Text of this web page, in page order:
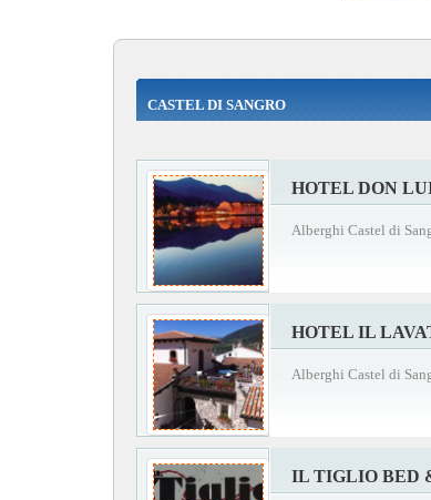
CASTEL DI SANGRO
HOTEL DON
Alberghi Castel di
HOTEL IL
Alberghi Castel di
IL TIGLIO BED